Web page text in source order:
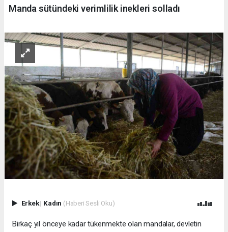
Manda sütündeki verimlilik inekleri solladı
Erkek| Kadın (Haberi Sesli Oku)
Birkaç yıl önceye kadar tükenmekte olan mandalar, devletin